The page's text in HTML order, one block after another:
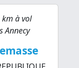
km à vol
Annecy